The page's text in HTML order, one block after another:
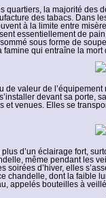
quartiers, la majorité des
des tabacs. Dans
à la limite entre
essentiellement de
sous forme de
famine qui entraîne la
de valeur de
devant sa porte,
et venues. Elles se
d’un éclairage fort,
même pendant les
soirées d’hiver, elles
chandelle, dont la faible
appelés bouteilles à